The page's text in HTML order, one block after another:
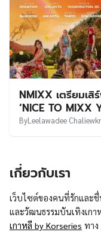
NMIXX เตรียมเสิ
‘NICE TO MIXX
ByLeelawadee
เกี่ยวกับเรา
เว็บไซต์ของคนที่รักและ
และวัฒนธรรมบันเทิงเกา
เกาหลี by Korseries ทาง